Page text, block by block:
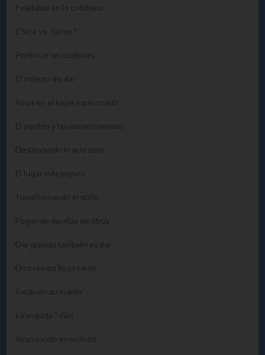
Fidelidad en lo cotidiano
¿Seré yo, Señor?
Perdonar sin cadenas
El milagro de dar
Amor en el lugar equivocado
El perdón y las consecuencias
Destruyendo lo que amo
El lugar más seguro
Transformando el dolor
Pagando deudas de otros
Dar gracias también es dar
Dios nunca llega tarde
Tocando su manto
¿Vengarte? ¡No!
Avanzando en victoria